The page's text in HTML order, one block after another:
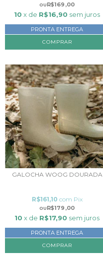
R$169,00
10 x de R$16,90 sem juros
PRONTA ENTREGA
COMPRAR
GALOCHA WOOG DOURADA
R$179,00
R$161,10 com Pix
10 x de R$17,90 sem juros
PRONTA ENTREGA
COMPRAR